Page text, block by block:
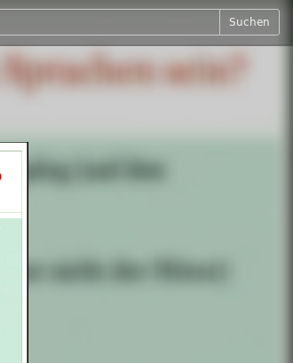
Suchen